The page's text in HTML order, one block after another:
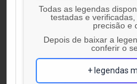
Todas as legendas
testadas e
precisão e
Depois de baixar a
conferir o
+ legendas